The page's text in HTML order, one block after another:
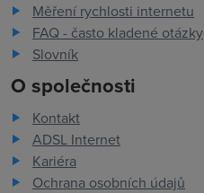
Měření rychlosti internetu
FAQ - často kladené otázky
Slovník
O společnosti
Kontakt
ADSL Internet
Kariéra
Ochrana osobních údajů